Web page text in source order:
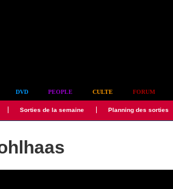
DVD PEOPLE CULTE FORUM
Sorties de la semaine Planning des sorties